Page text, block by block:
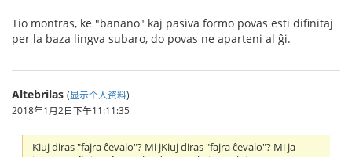
Tio montras, ke "banano" kaj pasiva formo povas esti difinitaj
per la baza lingva subaro, do povas ne aparteni al ĝi.
Altebrilas (显示个人资料)
2018年1月2日下午11:11:35
Kiuj diras "fajra ĉevalo"? Mi jKiuj diras "fajra ĉevalo"? Mi ja